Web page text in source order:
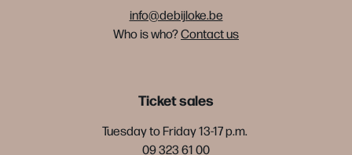
info@debijloke.be
Who is who?Contact us
Ticket sales
Tuesday to Friday 13-17 p.m.
09 323 61 00